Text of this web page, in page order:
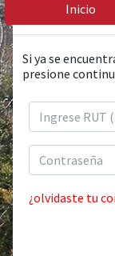
Inicio
Si ya se
presione
¿olvidaste tu